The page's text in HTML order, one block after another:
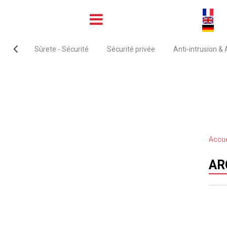
Sûrete - Sécurité Sécurité privée Anti-intrusion &